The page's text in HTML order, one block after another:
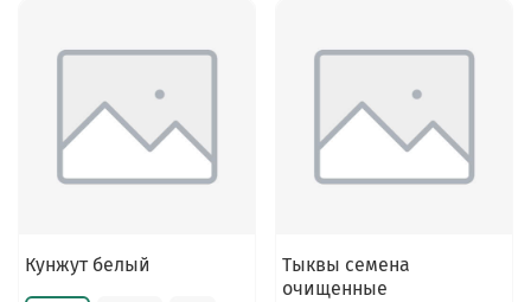
Кунжут белый
Тыквы семена
очищенные